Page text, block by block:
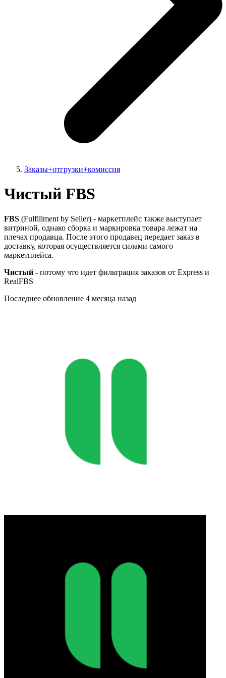
Заказы+отгрузки+комиссия
Чистый FBS
FBS (Fulfillment by Seller) - маркетплейс также выступает
витриной, однако сборка и маркировка товара лежат на
плечах продавца. После этого продавец передает заказ в
доставку, которая осуществляется силами самого
маркетплейса.
Чистый - потому что идет фильтрация заказов от Express и
RealFBS
Последнее обновление 4 месяца назад